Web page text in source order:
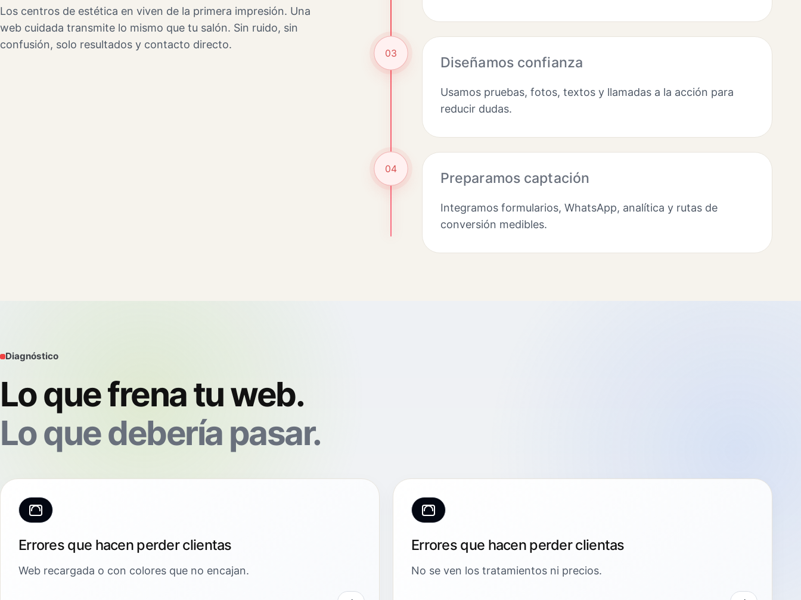
Los centros de estética en viven de la primera impresión. Una
web cuidada transmite lo mismo que tu salón. Sin ruido, sin
confusión, solo resultados y contacto directo.
03
Diseñamos confianza
Usamos pruebas, fotos, textos y llamadas a la acción para
reducir dudas.
04
Preparamos captación
Integramos formularios, WhatsApp, analítica y rutas de
conversión medibles.
Diagnóstico
Lo que frena tu web.
Lo que debería pasar.
Errores que hacen perder clientas
Web recargada o con colores que no encajan.
Errores que hacen perder clientas
No se ven los tratamientos ni precios.